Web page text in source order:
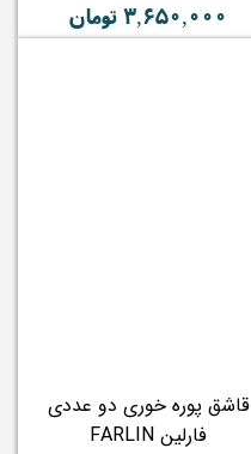
۳,۶۵۰,۰۰۰ تومان
قاشق پوره خوری دو عددی
فارلین FARLIN